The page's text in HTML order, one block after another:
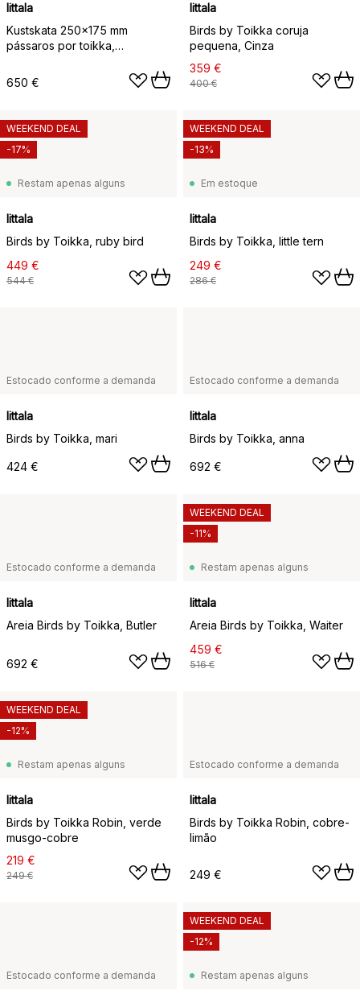
Iittala
Kustskata 250x175 mm
pássaros por toikka,
650 €
Iittala
Birds by Toikka coruja
pequena, Cinza
359 €
400 €
Restam apenas alguns
Iittala
Birds by Toikka, ruby bird
449 €
544 €
WEEKEND DEAL
-17%
Em estoque
Iittala
Birds by Toikka, little tern
249 €
286 €
WEEKEND DEAL
-13%
Estocado conforme a demanda
Iittala
Birds by Toikka, mari
424 €
Estocado conforme a demanda
Iittala
Birds by Toikka, anna
692 €
Estocado conforme a demanda
Iittala
Areia Birds by Toikka, Butler
692 €
Restam apenas alguns
Iittala
Areia Birds by Toikka, Waiter
459 €
516 €
WEEKEND DEAL
-11%
Restam apenas alguns
Iittala
Birds by Toikka Robin, verde
musgo-cobre
219 €
249 €
WEEKEND DEAL
-12%
Estocado conforme a demanda
Iittala
Birds by Toikka Robin, cobre-
limão
249 €
Estocado conforme a demanda Restam apenas alguns
WEEKEND DEAL
-12%